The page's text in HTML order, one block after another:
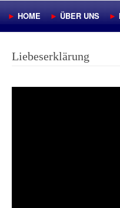
► HOME ► ÜBER UNS ►
Liebeserklärung